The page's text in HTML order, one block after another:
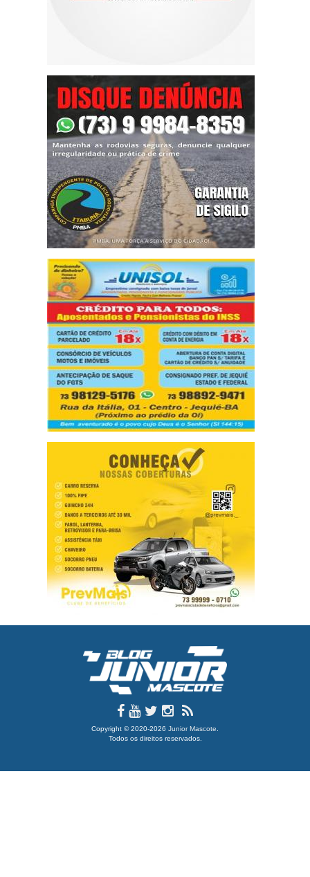
Copyright © 2020-2026 Junior Mascote
Todos os direitos reservados.